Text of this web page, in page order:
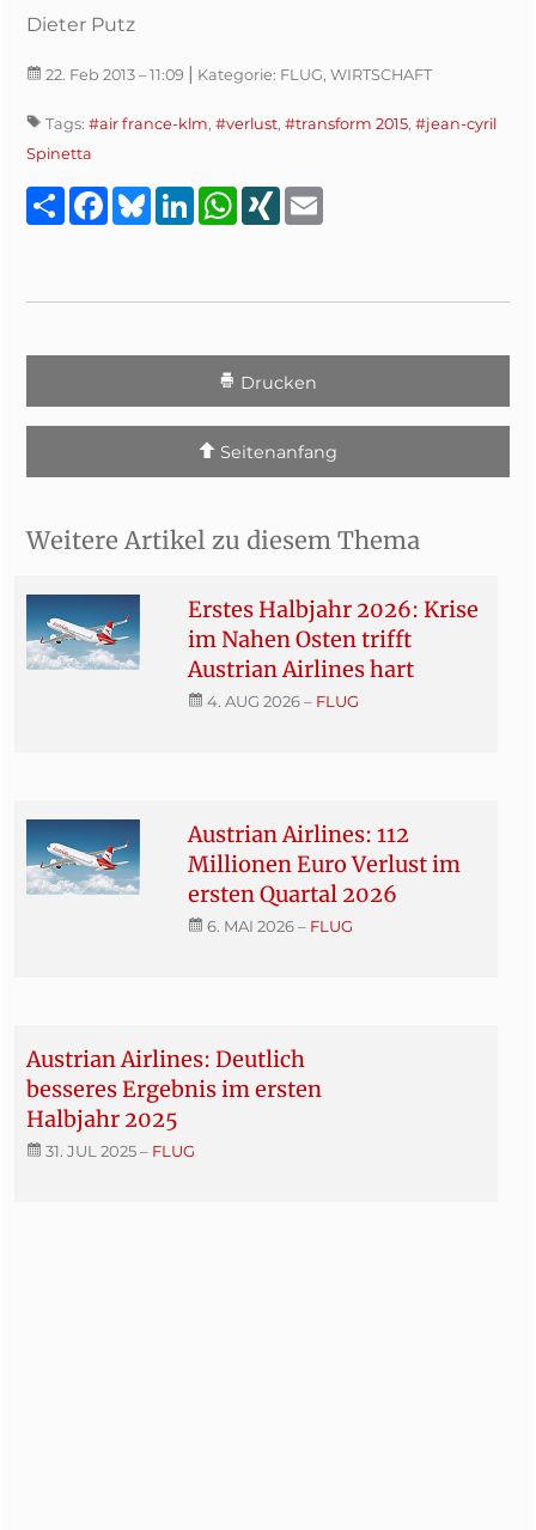
Dieter Putz
22. Feb 2013 – 11:09 | Kategorie: FLUG, WIRTSCHAFT
Tags: #air france-klm, #verlust, #transform 2015, #jean-cyril
Spinetta
TeilenFacebook
BlueskyLinkedInWhatsApp
XING
Drucken
Seitenanfang
Weitere Artikel zu diesem Thema
Erstes Halbjahr 2026: Krise
im Nahen Osten trifft
Austrian Airlines hart
4. AUG 2026– FLUG
Austrian Airlines: 112
Millionen Euro Verlust im
ersten Quartal 2026
6. MAI 2026– FLUG
Austrian Airlines: Deutlich
besseres Ergebnis im ersten
Halbjahr 2025
31. JUL 2025– FLUG